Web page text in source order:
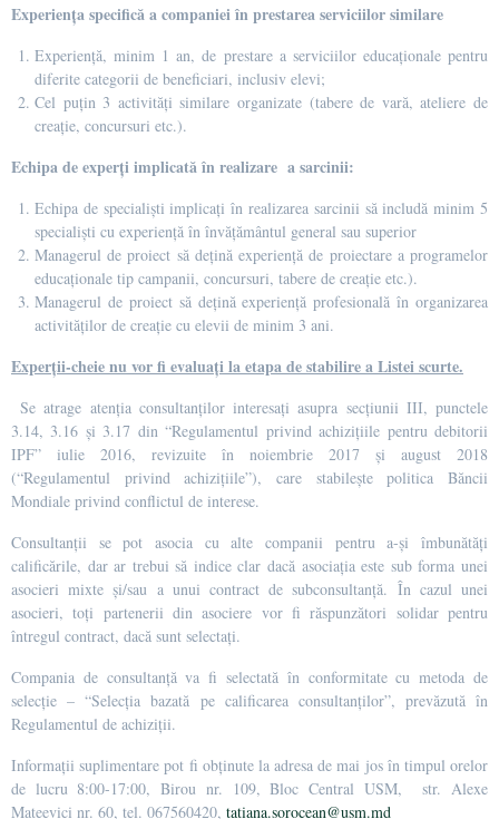
Experiența specifică a companiei în prestarea serviciilor similare
Experiență, minim 1 an, de prestare a serviciilor educaționale pentru
diferite categorii de beneficiari, inclusiv elevi;
Cel puțin 3 activități similare organizate (tabere de vară, ateliere de
creație, concursuri etc.).
Echipa de experți implicată în realizare a sarcinii:
Echipa de specialiști implicați în realizarea sarcinii să includă minim 5
specialiști cu experiență în învățământul general sau superior
Managerul de proiect să dețină experiență de proiectare a programelor
educaționale tip campanii, concursuri, tabere de creație etc.).
Managerul de proiect să dețină experiență profesională în organizarea
activităților de creație cu elevii de minim 3 ani.
Experții-cheie nu vor fi evaluați la etapa de stabilire a Listei scurte.
Se atrage atenția consultanților interesați asupra secțiunii III, punctele
3.14, 3.16 și 3.17 din “Regulamentul privind achizițiile pentru debitorii
IPF” iulie 2016, revizuite în noiembrie 2017 și august 2018
(“Regulamentul privind achizițiile”), care stabilește politica Băncii
Mondiale privind conflictul de interese.
Consultanții se pot asocia cu alte companii pentru a-și îmbunătăți
calificările, dar ar trebui să indice clar dacă asociația este sub forma unei
asocieri mixte și/sau a unui contract de subconsultanță. În cazul unei
asocieri, toți partenerii din asociere vor fi răspunzători solidar pentru
întregul contract, dacă sunt selectați.
Compania de consultanță va fi selectată în conformitate cu metoda de
selecție – “Selecția bazată pe calificarea consultanților”, prevăzută în
Regulamentul de achiziții.
Informații suplimentare pot fi obținute la adresa de mai jos în timpul orelor
de lucru 8:00-17:00, Birou nr. 109, Bloc Central USM, str. Alexe
Mateevici nr. 60, tel. 067560420, tatiana.sorocean@usm.md